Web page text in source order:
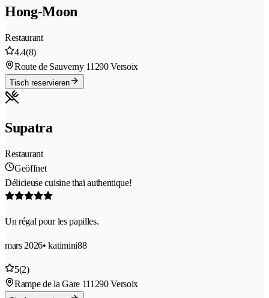
Hong-Moon
Restaurant
4.4(8)
Route de Sauverny 11290 Versoix
Tisch reservieren
Supatra
Restaurant
Geöffnet
Délicieuse cuisine thaï authentique!
Un régal pour les papilles.
mars 2026• katimini88
5(2)
Rampe de la Gare 111290 Versoix